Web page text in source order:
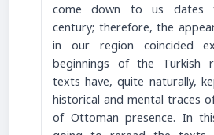
come down to us dates
century; therefore, the
in our region coincided
beginnings of the Turkish
texts have, quite naturally,
historical and mental traces
of Ottoman presence. In